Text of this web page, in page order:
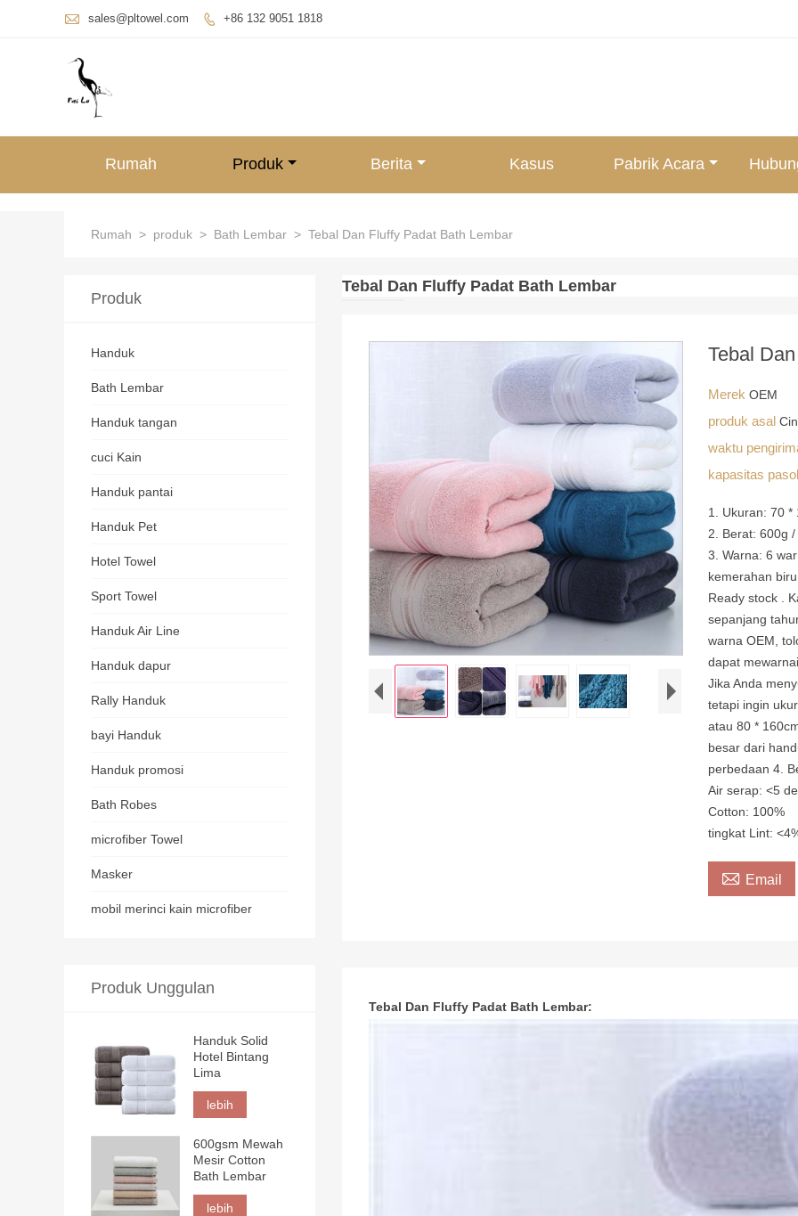
 sales@pltowel.com  +86 132 9051 1818
Rumah Produk Berita Kasus Pabrik Acara
Rumah > produk > Bath Lembar > Tebal Dan Fluffy Padat Bath Lembar
Tebal Dan Fluffy Padat Bath Lembar
Tebal
Merek OEM
produk asal
waktu
kapasitas
1. Ukuran: 70 *
2. Berat: 600g
3. Warna: 6
kemerahan
Ready stock .
sepanjang
warna OEM,
dapat
Jika Anda
tetapi ingin
atau 80 *
besar dari
perbedaan 4.
Air serap: <5
Cotton: 100%
tingkat Lint:
 Email
Tebal Dan Fluffy Padat Bath Lembar:
Produk
Handuk
Bath Lembar
Handuk tangan
cuci Kain
Handuk pantai
Handuk Pet
Hotel Towel
Sport Towel
Handuk Air Line
Handuk dapur
Rally Handuk
bayi Handuk
Handuk promosi
Bath Robes
microfiber Towel
Masker
mobil merinci kain microfiber
Produk Unggulan
Handuk Solid
Hotel Bintang
Lima
lebih
600gsm Mewah
Mesir Cotton
Bath Lembar
lebih